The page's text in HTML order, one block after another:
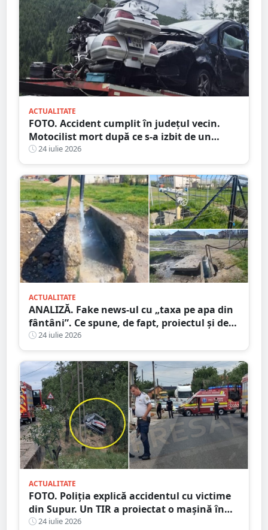
ACTUALITATE
FOTO. Accident cumplit în județul vecin.
Motocilist mort după ce s-a izbit de un
copac și un microbuz
24 iulie 2026
ACTUALITATE
ANALIZĂ. Fake news-ul cu „taxa pe apa din
fântâni”. Ce spune, de fapt, proiectul și de
unde a pornit dezinformarea
24 iulie 2026
ACTUALITATE
FOTO. Poliția explică accidentul cu victime
din Supur. Un TIR a proiectat o mașină în
șanț24 iulie 2026